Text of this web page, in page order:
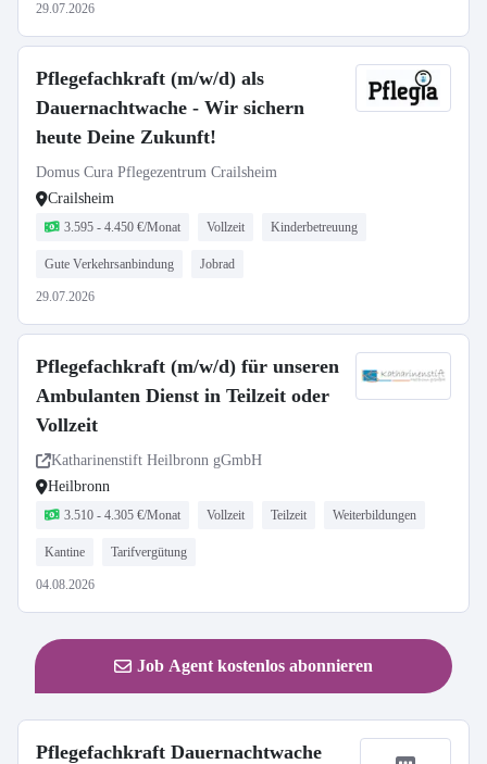
29.07.2026
Pflegefachkraft (m/w/d) als
Dauernachtwache - Wir sichern
heute Deine Zukunft!
Domus Cura Pflegezentrum Crailsheim
Crailsheim
3.595 - 4.450 €/Monat Vollzeit Kinderbetreuung
Gute Verkehrsanbindung Jobrad
29.07.2026
Pflegefachkraft (m/w/d) für unseren
Ambulanten Dienst in Teilzeit oder
Vollzeit
Katharinenstift Heilbronn gGmbH
Heilbronn
3.510 - 4.305 €/Monat Vollzeit Teilzeit Weiterbildungen
Kantine Tarifvergütung
04.08.2026
Job Agent kostenlos abonnieren
Pflegefachkraft Dauernachtwache